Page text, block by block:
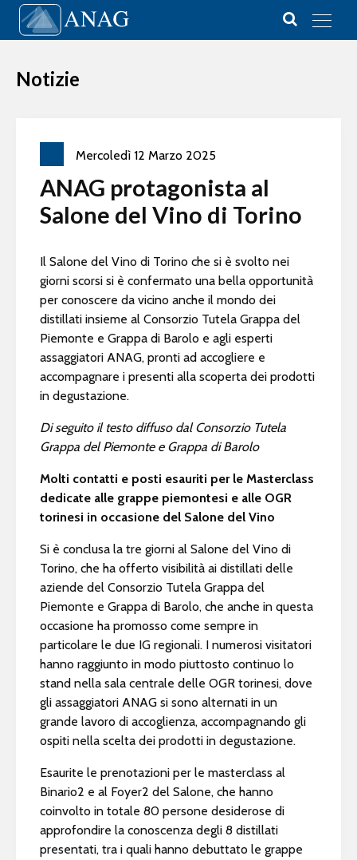
Vai al contenuto
Main Navigation
Notizie
Mercoledì 12 Marzo 2025
ANAG protagonista al
Salone del Vino di Torino
Il Salone del Vino di Torino che si è svolto nei
giorni scorsi si è confermato una bella opportunità
per conoscere da vicino anche il mondo dei
distillati insieme al Consorzio Tutela Grappa del
Piemonte e Grappa di Barolo e agli esperti
assaggiatori ANAG, pronti ad accogliere e
accompagnare i presenti alla scoperta dei prodotti
in degustazione.
Di seguito il testo diffuso dal Consorzio Tutela
Grappa del Piemonte e Grappa di Barolo
Molti contatti e posti esauriti per le Masterclass
dedicate alle grappe piemontesi e alle OGR
torinesi in occasione del Salone del Vino
Si è conclusa la tre giorni al Salone del Vino di
Torino, che ha offerto visibilità ai distillati delle
aziende del Consorzio Tutela Grappa del
Piemonte e Grappa di Barolo, che anche in questa
occasione ha promosso come sempre in
particolare le due IG regionali. I numerosi visitatori
hanno raggiunto in modo piuttosto continuo lo
stand nella sala centrale delle OGR torinesi, dove
gli assaggiatori ANAG si sono alternati in un
grande lavoro di accoglienza, accompagnando gli
ospiti nella scelta dei prodotti in degustazione.
Esaurite le prenotazioni per le masterclass al
Binario2 e al Foyer2 del Salone, che hanno
coinvolto in totale 80 persone desiderose di
approfondire la conoscenza degli 8 distillati
presentati, tra i quali hanno debuttato le grappe